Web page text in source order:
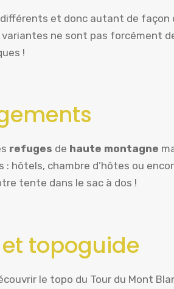
et donc autant de façon
variantes ne sont pas forcément
!
refuges de haute montagne
: hôtels, chambre d’hôtes ou
tente dans le sac à dos !
topoguide
le topo du Tour du Mont